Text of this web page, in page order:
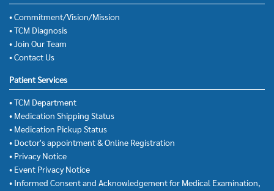
• Commitment/Vision/Mission
• TCM Diagnosis
• Join Our Team
• Contact Us
Patient Services
• TCM Department
• Medication Shipping Status
• Medication Pickup Status
• Doctor's appointment & Online Registration
• Privacy Notice
• Event Privacy Notice
• Informed Consent and Acknowledgement for Medical Examination,